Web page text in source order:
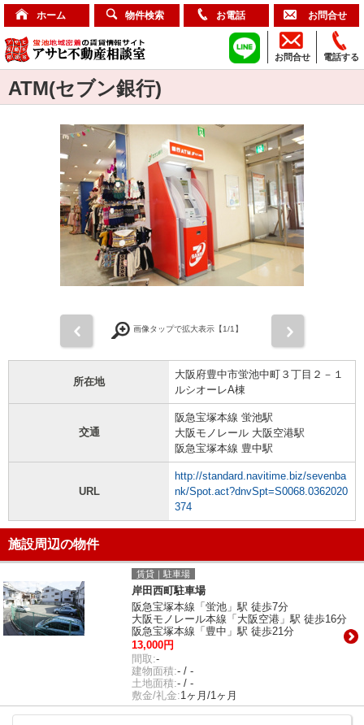
ホーム 物件検索 お電話 お問合せ
電話する
お問合せ
ATM(セブン銀行)
画像タップで拡大表示【1/1】
所在地
大阪府豊中市蛍池中町３丁目２－１
ルシオーレA棟
交通
阪急宝塚本線 蛍池駅
大阪モノレール 大阪空港駅
阪急宝塚本線 豊中駅
URL
http://standard.navitime.biz/sevenba
nk/Spot.act?dnvSpt=S0068.0362020
374
施設周辺の物件
賃貸｜駐車場
岸田西町駐車場
阪急宝塚本線「蛍池」駅 徒歩7分
大阪モノレール本線「大阪空港」駅 徒歩16分
阪急宝塚本線「豊中」駅 徒歩21分
13,000円
間取:-
建物面積:- / -
土地面積:- / -
敷金/礼金:1ヶ月/1ヶ月